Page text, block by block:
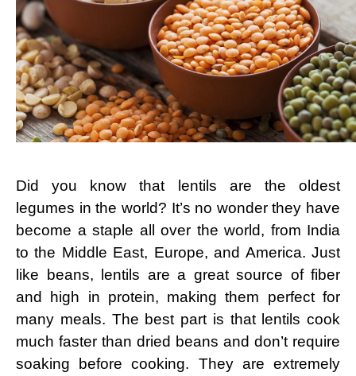
Did ‌you know that lentils are the oldest
⁣legumes in the world? It’s⁣ no wonder they have⁢
become a staple all over the ​world, from India
to the ​Middle East, Europe, and America. Just
like beans, lentils are a‌ great​ source of fiber
and high⁢ in protein, making them perfect for
many meals. ⁤The best part is that lentils cook
much ‌faster than‌ dried ⁢beans and don’t require
soaking before cooking. ‍They are extremely